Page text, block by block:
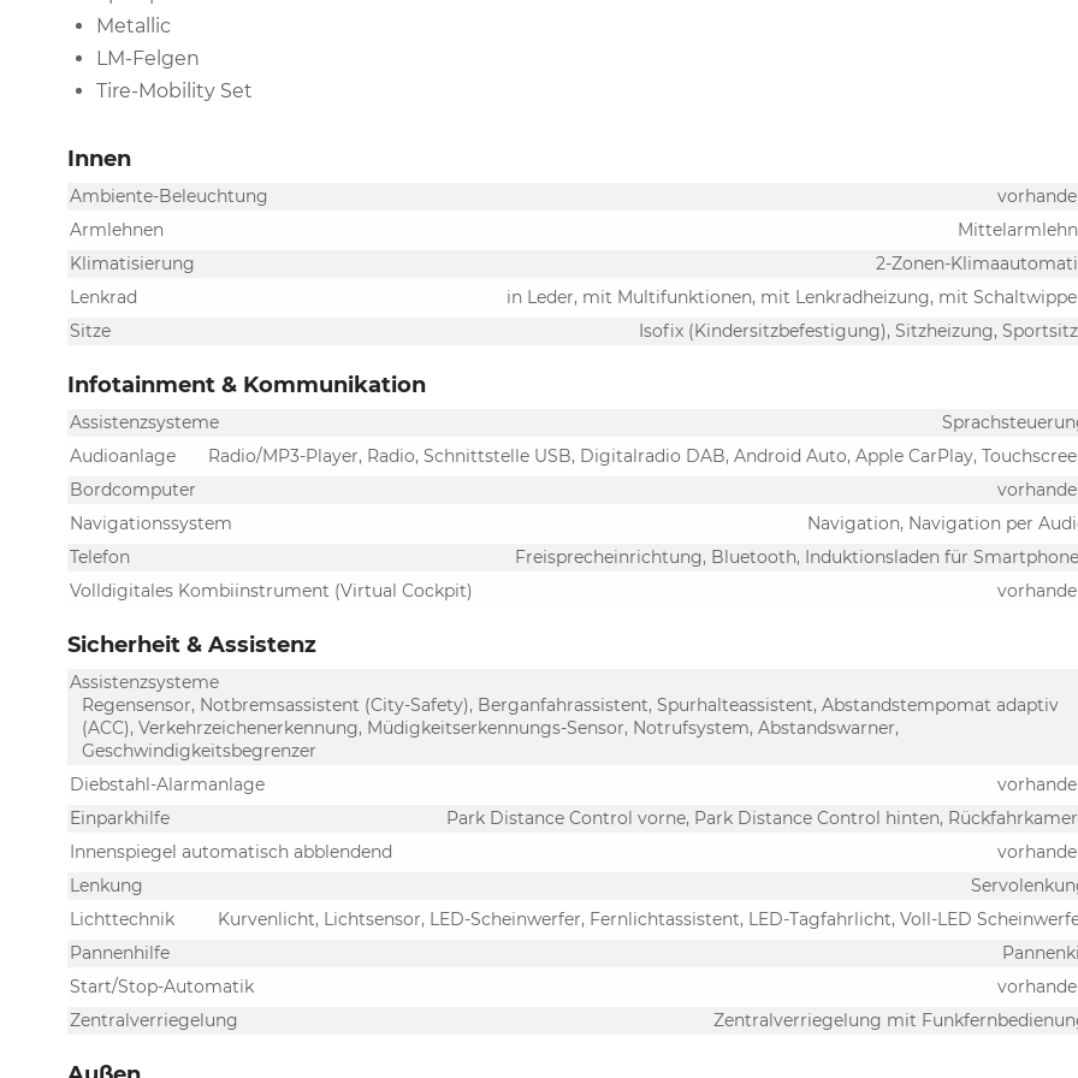
Metallic
LM-Felgen
Tire-Mobility Set
Innen
Ambiente-Beleuchtung
Armlehnen
Klimatisierung
2-Zonen-
Lenkrad
in Leder, mit Multifunktionen, mit Lenkradheizung, mit
Sitze
Isofix (Kindersitzbefestigung), Sitzheizung,
Infotainment & Kommunikation
Assistenzsysteme
Audioanlage
Radio/MP3-Player, Radio, Schnittstelle USB, Digitalradio DAB, Android Auto, Apple CarPlay,
Bordcomputer
Navigationssystem
Navigation, Navigation per
Telefon
Freisprecheinrichtung, Bluetooth, Induktionsladen für
Volldigitales Kombiinstrument (Virtual Cockpit)
Sicherheit & Assistenz
Assistenzsysteme
Regensensor, Notbremsassistent (City-Safety), Berganfahrassistent, Spurhalteassistent, Abstandstempomat adaptiv
(ACC), Verkehrzeichenerkennung, Müdigkeitserkennungs-Sensor, Notrufsystem, Abstandswarner,
Geschwindigkeitsbegrenzer
Diebstahl-Alarmanlage
Einparkhilfe
Park Distance Control vorne, Park Distance Control hinten,
Innenspiegel automatisch abblendend
Lenkung
Lichttechnik
Kurvenlicht, Lichtsensor, LED-Scheinwerfer, Fernlichtassistent, LED-Tagfahrlicht, Voll-LED
Pannenhilfe
Start/Stop-Automatik
Zentralverriegelung
Zentralverriegelung mit